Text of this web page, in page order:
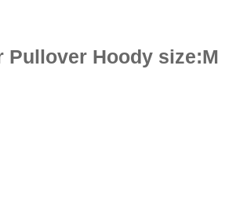
Pullover Hoody size:M